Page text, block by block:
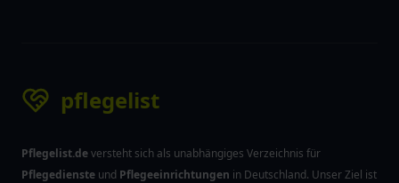
pflegelist
Pflegelist.deversteht sich als unabhängiges Verzeichnis für
Pflegedienste und Pflegeeinrichtungen in Deutschland. Unser Ziel ist